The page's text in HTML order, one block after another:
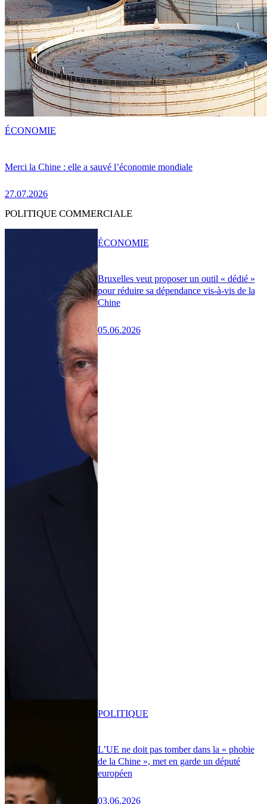
Merci la Chine : elle a sauvé l’économie mondiale
27.07.2026
ÉCONOMIE
POLITIQUE COMMERCIALE
Bruxelles veut proposer un outil « dédié »
pour réduire sa dépendance vis-à-vis de la
Chine
05.06.2026
ÉCONOMIE
L’UE ne doit pas tomber dans la « phobie
de la Chine », met en garde un député
européen
03.06.2026
POLITIQUE